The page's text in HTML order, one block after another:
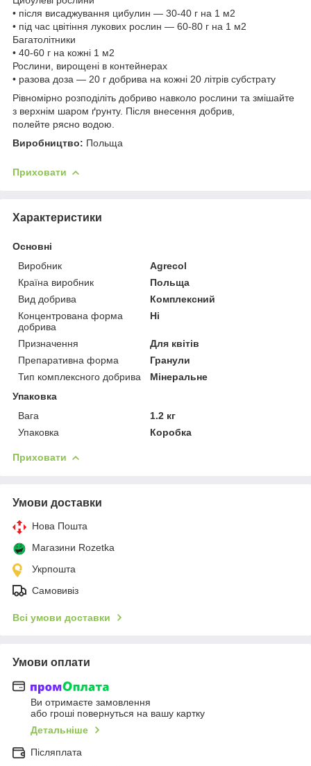
• після висаджування цибулин — 30-40 г на 1 м2
• під час цвітіння лукових рослин — 60-80 г на 1 м2
Багатолітники
• 40-60 г на кожні 1 м2
Рослини, вирощені в контейнерах
• разова доза — 20 г добрива на кожні 20 літрів субстрату
Рівномірно розподіліть добриво навколо рослини та змішайте
з верхнім шаром ґрунту. Після внесення добрив,
полейте рясно водою.
Виробництво: Польща
Приховати
Характеристики
Основні
Виробник
Agrecol
Країна виробник
Польща
Вид добрива
Комплексний
Концентрована форма
добрива
Ні
Призначення
Для квітів
Препаративна форма
Гранули
Тип комплексного добрива
Мінеральне
Упаковка
Вага
1.2 кг
Упаковка
Коробка
Приховати
Умови доставки
Нова Пошта
Магазини Rozetka
Укрпошта
Самовивіз
Всі умови доставки
Умови оплати
Ви отримаєте замовлення
або гроші повернуться на вашу картку
Детальніше
Післяплата